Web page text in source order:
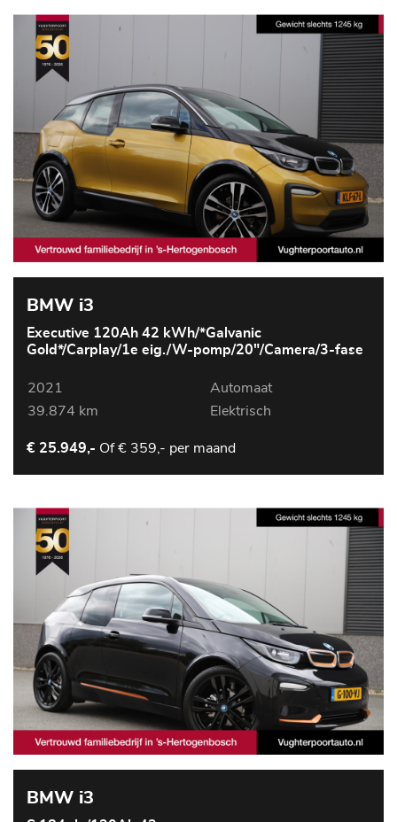
BMW i3
Executive 120Ah 42 kWh/*Galvanic
Gold*/Carplay/1e eig./W-pomp/20"/Camera/3-fase
2021
Automaat
39.874 km
Elektrisch
€ 25.949,- Of€ 359,- per maand
BMW i3